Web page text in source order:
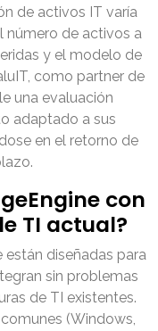
de activos IT varía
número de activos a
y el modelo de
como partner de
una evaluación
adaptado a sus
en el retorno de
con
TI actual?
están diseñadas para
sin problemas
de TI existentes.
(Windows,